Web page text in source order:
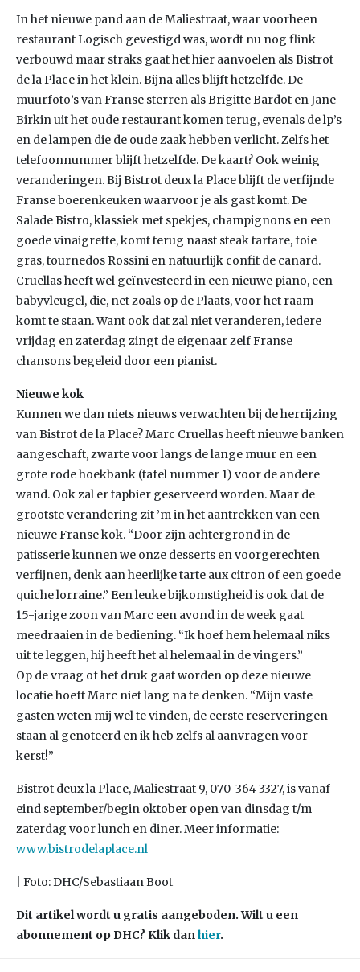
In het nieuwe pand aan de Maliestraat, waar voorheen
restaurant Logisch gevestigd was, wordt nu nog flink
verbouwd maar straks gaat het hier aanvoelen als Bistrot
de la Place in het klein. Bijna alles blijft hetzelfde. De
muurfoto’s van Franse sterren als Brigitte Bardot en Jane
Birkin uit het oude restaurant komen terug, evenals de lp’s
en de lampen die de oude zaak hebben verlicht. Zelfs het
telefoonnummer blijft hetzelfde. De kaart? Ook weinig
veranderingen. Bij Bistrot deux la Place blijft de verfijnde
Franse boerenkeuken waarvoor je als gast komt. De
Salade Bistro, klassiek met spekjes, champignons en een
goede vinaigrette, komt terug naast steak tartare, foie
gras, tournedos Rossini en natuurlijk confit de canard.
Cruellas heeft wel geïnvesteerd in een nieuwe piano, een
babyvleugel, die, net zoals op de Plaats, voor het raam
komt te staan. Want ook dat zal niet veranderen, iedere
vrijdag en zaterdag zingt de eigenaar zelf Franse
chansons begeleid door een pianist.
Nieuwe kok
Kunnen we dan niets nieuws verwachten bij de herrijzing
van Bistrot de la Place? Marc Cruellas heeft nieuwe banken
aangeschaft, zwarte voor langs de lange muur en een
grote rode hoekbank (tafel nummer 1) voor de andere
wand. Ook zal er tapbier geserveerd worden. Maar de
grootste verandering zit ’m in het aantrekken van een
nieuwe Franse kok. “Door zijn achtergrond in de
patisserie kunnen we onze desserts en voorgerechten
verfijnen, denk aan heerlijke tarte aux citron of een goede
quiche lorraine.” Een leuke bijkomstigheid is ook dat de
15-jarige zoon van Marc een avond in de week gaat
meedraaien in de bediening. “Ik hoef hem helemaal niks
uit te leggen, hij heeft het al helemaal in de vingers.”
Op de vraag of het druk gaat worden op deze nieuwe
locatie hoeft Marc niet lang na te denken. “Mijn vaste
gasten weten mij wel te vinden, de eerste reserveringen
staan al genoteerd en ik heb zelfs al aanvragen voor
kerst!”
Bistrot deux la Place, Maliestraat 9, 070-364 3327, is vanaf
eind september/begin oktober open van dinsdag t/m
zaterdag voor lunch en diner. Meer informatie:
www.bistrodelaplace.nl
| Foto: DHC/Sebastiaan Boot
Dit artikel wordt u gratis aangeboden. Wilt u een
abonnement op DHC? Klik danhier.